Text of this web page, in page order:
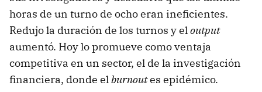
horas de un turno de ocho eran ineficientes.
Redujo la duración de los turnos y eloutput
aumentó. Hoy lo promueve como ventaja
competitiva en un sector, el de la investigación
financiera, donde elburnoutes epidémico.